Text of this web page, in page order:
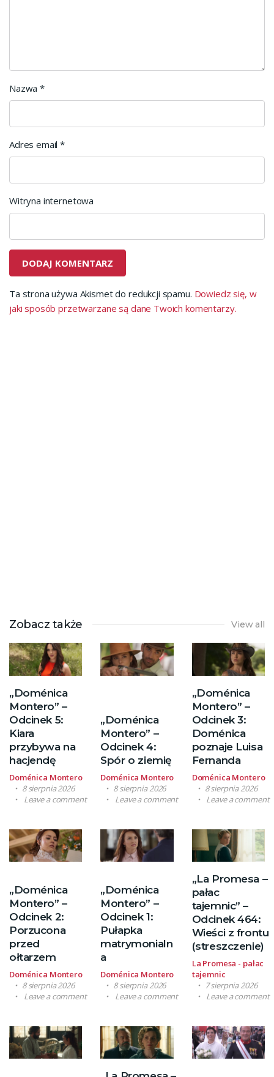
Nazwa*
Adres email*
Witryna internetowa
Ta strona używa Akismet do redukcji spamu. Dowiedz się, w
jaki sposób przetwarzane są dane Twoich komentarzy.
Zobacz także View all
„Doménica
Montero” –
Odcinek 5:
Kiara
przybywa na
hacjendę
Doménica Montero
8 sierpnia 2026
Leave a comment
„Doménica
Montero” –
Odcinek 4:
Spór o ziemię
Doménica Montero
8 sierpnia 2026
Leave a comment
„Doménica
Montero” –
Odcinek 3:
Doménica
poznaje Luisa
Fernanda
Doménica Montero
8 sierpnia 2026
Leave a comment
„Doménica
Montero” –
Odcinek 2:
Porzucona
przed
ołtarzem
Doménica Montero
8 sierpnia 2026
Leave a comment
„Doménica
Montero” –
Odcinek 1:
Pułapka
matrymonialn
a
Doménica Montero
8 sierpnia 2026
Leave a comment
„La Promesa –
pałac
tajemnic” –
Odcinek 464:
Wieści z frontu
(streszczenie)
La Promesa - pałac
tajemnic
7 sierpnia 2026
Leave a comment